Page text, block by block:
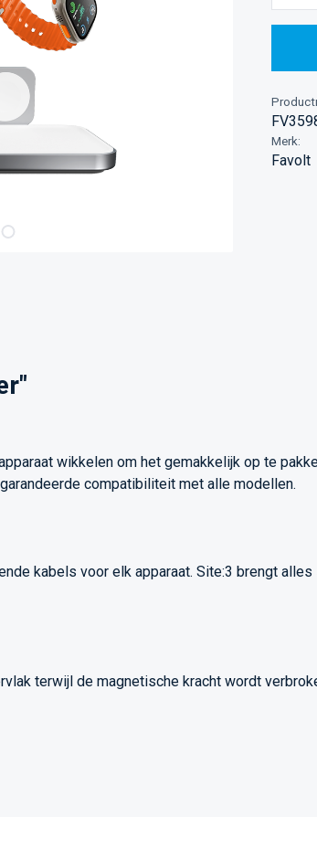
Merk:
Favolt
wikkelen om het gemakkelijk op te
compatibiliteit met alle modellen.
kabels voor elk apparaat. Site:3 brengt
terwijl de magnetische kracht wordt